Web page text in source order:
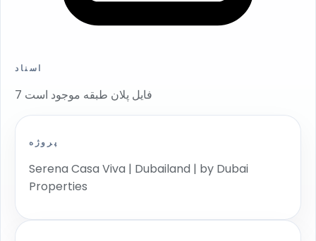
اسناد
7 فایل پلان طبقه موجود است
پروژه
Serena Casa Viva | Dubailand | by Dubai
Properties